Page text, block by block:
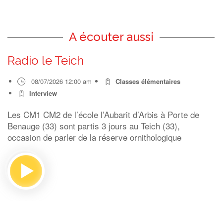
A écouter aussi
Radio le Teich
08/07/2026 12:00 am
Classes élémentaires
Interview
Les CM1 CM2 de l’école l’Aubarit d’Arbis à Porte de
Benauge (33) sont partis 3 jours au Teich (33),
occasion de parler de la réserve ornithologique